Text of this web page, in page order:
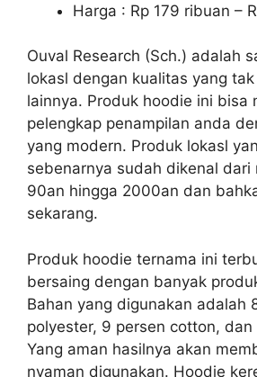
Harga : Rp 179 ribuan –
Ouval Research (Sch.) adalah
lokasl dengan kualitas yang
lainnya. Produk hoodie ini bisa
pelengkap penampilan anda
yang modern. Produk lokasl
sebenarnya sudah dikenal dari
90an hingga 2000an dan
sekarang.
Produk hoodie ternama ini
bersaing dengan banyak
Bahan yang digunakan adalah
polyester, 9 persen cotton,
Yang aman hasilnya akan
nyaman digunakan. Hoodie